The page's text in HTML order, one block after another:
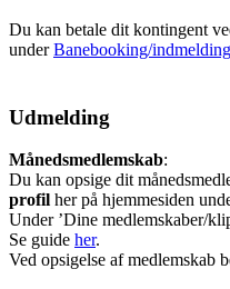
Du kan betale dit kontingent
underBanebooking/indmelding
Udmelding
Månedsmedlemskab:
Du kan opsige dit
profil her på hjemmesiden
Under ’Dine medlemskaber/
Se guide her.
Ved opsigelse af medlemskab